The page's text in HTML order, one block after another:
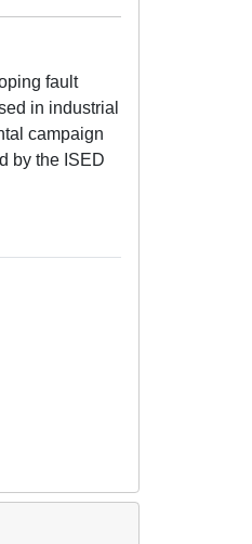
fault
in industrial
campaign
by the ISED